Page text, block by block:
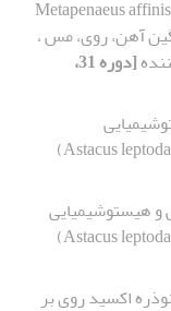
مطالعه میگوی سفید سرتیز (‏Metapenaeus affinis
‎‏) سواحل بوشهر از نظر آلودگی به فلزات‎ ‎سنگین‎ ‎آهن، روی، ‏مس ،
[دوره 31،
و هیستوشیمیایی
اکسید روی بر